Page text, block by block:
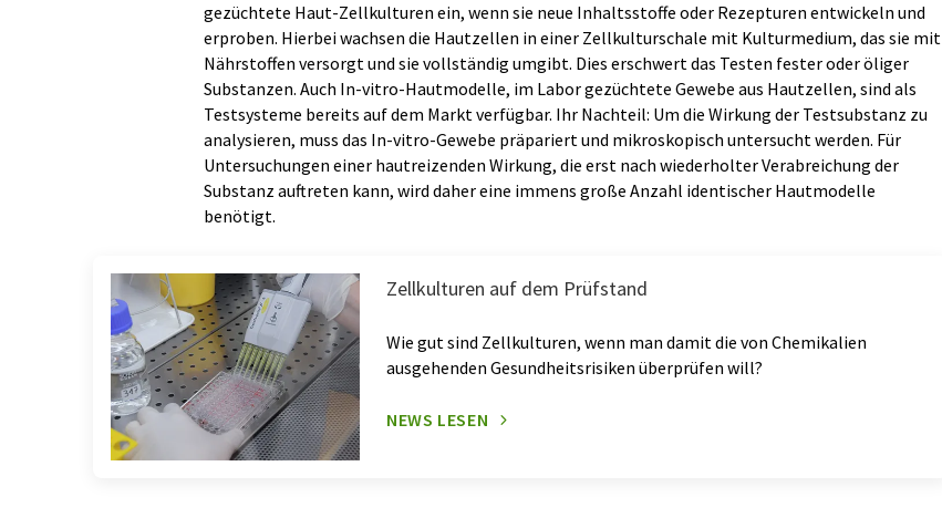
gezüchtete Haut-Zellkulturen ein, wenn sie neue Inhaltsstoffe oder Rezepturen entwickeln und
erproben. Hierbei wachsen die Hautzellen in einer Zellkulturschale mit Kulturmedium, das sie mit
Nährstoffen versorgt und sie vollständig umgibt. Dies erschwert das Testen fester oder öliger
Substanzen. Auch In-vitro-Hautmodelle, im Labor gezüchtete Gewebe aus Hautzellen, sind als
Testsysteme bereits auf dem Markt verfügbar. Ihr Nachteil: Um die Wirkung der Testsubstanz zu
analysieren, muss das In-vitro-Gewebe präpariert und mikroskopisch untersucht werden. Für
Untersuchungen einer hautreizenden Wirkung, die erst nach wiederholter Verabreichung der
Substanz auftreten kann, wird daher eine immens große Anzahl identischer Hautmodelle
benötigt.
Zellkulturen auf dem Prüfstand
Wie gut sind Zellkulturen, wenn man damit die von Chemikalien
ausgehenden Gesundheitsrisiken überprüfen will?
NEWS LESEN